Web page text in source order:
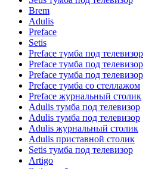
Brem
Adulis
Preface
Setis
Preface тумба под телевизор
Preface тумба под телевизор
Preface тумба под телевизор
Preface тумба со стеллажом
Preface журнальный столик
Adulis тумба под телевизор
Adulis тумба под телевизор
Adulis журнальный столик
Adulis приставной столик
Setis тумба под телевизор
Artigo